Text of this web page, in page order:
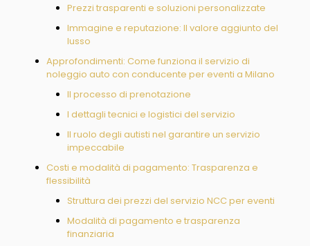
Prezzi trasparenti e soluzioni personalizzate
Immagine e reputazione: Il valore aggiunto del
lusso
Approfondimenti: Come funziona il servizio di
noleggio auto con conducente per eventi a Milano
Il processo di prenotazione
I dettagli tecnici e logistici del servizio
Il ruolo degli autisti nel garantire un servizio
impeccabile
Costi e modalità di pagamento: Trasparenza e
flessibilità
Struttura dei prezzi del servizio NCC per eventi
Modalità di pagamento e trasparenza
finanziaria